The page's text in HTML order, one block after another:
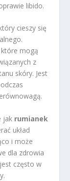
libido.
cieszy się
mogą
z
skóry. Jest
jak rumianek
układ
i może
dla zdrowia
często w